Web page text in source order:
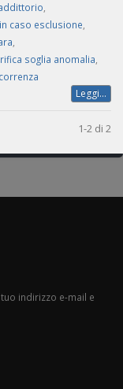
caso esclusione
soglia anomalia
Leggi...
1-2 di 2
indirizzo e-mail e